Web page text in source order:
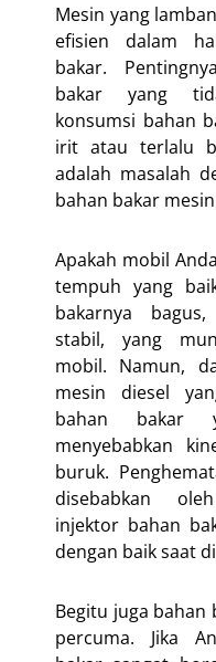
Mesin yang
efisien dalam
bakar.
bakar yang
konsumsi bahan
irit atau terlalu
adalah masalah
bahan bakar
Apakah mobil
tempuh yang
bakarnya
stabil, yang
mobil. Namun,
mesin diesel
bahan bakar
menyebabkan
buruk.
disebabkan
injektor bahan
dengan baik saat
Begitu juga bahan
percuma. Jika